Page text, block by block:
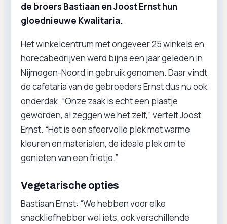
de broers Bastiaan en Joost Ernst hun
gloednieuwe Kwalitaria.
Het winkelcentrum met ongeveer 25 winkels en
horecabedrijven werd bijna een jaar geleden in
Nijmegen-Noord in gebruik genomen. Daar vindt
de cafetaria van de gebroeders Ernst dus nu ook
onderdak. “Onze zaak is echt een plaatje
geworden, al zeggen we het zelf,” vertelt Joost
Ernst. “Het is een sfeervolle plek met warme
kleuren en materialen, de ideale plek om te
genieten van een frietje.”
Vegetarische opties
Bastiaan Ernst: “We hebben voor elke
snackliefhebber wel iets, ook verschillende